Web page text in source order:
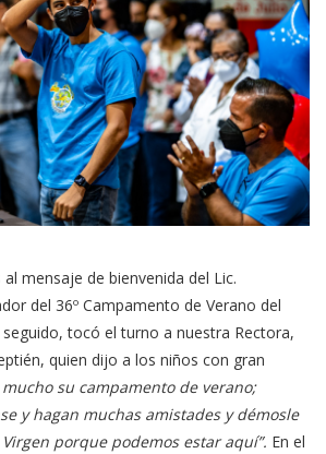
mensaje de bienvenida del Lic.
del 36º Campamento de Verano del
seguido, tocó el turno a nuestra Rectora,
quien dijo a los niños con gran
su campamento de verano;
y hagan muchas amistades y démosle
porque podemos estar aquí”. En el